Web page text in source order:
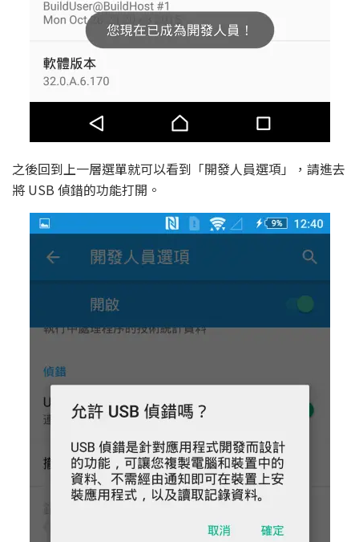
之後回到上一層選單就可以看到「開發人員選項」，請進去
將 USB 偵錯的功能打開。